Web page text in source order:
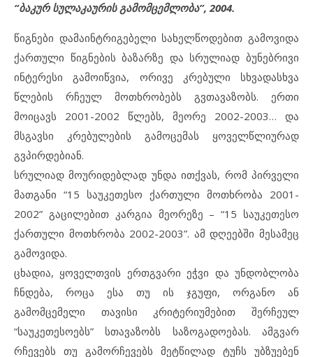
“ბაკურ სულაკაურის გამომცემლობა”, 2004.
წიგნები დამაინტრიგებელი სახელწოდებით გამოვიდა
ქართული წიგნების ბაზარზე და სრულიად ბუნებრივი
ინტერესი გამოიწვია, ორივე კრებული სხვადასხვა
წლების რჩეულ მოთხრობებს გვთავაზობს. ერთი
მოიცავს 2001-2002 წლებს, მეორე 2002-2003… და
მსგავსი კრებულების გამოცემას ყოველწლიურად
გვპირდებიან.
სრულიად მოურიდებლად უნდა ითქვას, რომ პირველი
მათგანი “15 საუკეთესო ქართული მოთხრობა 2001-
2002” გაცილებით კარგია მეორეზე – “15 საუკეთესო
ქართული მოთხრობა 2002-2003”. ამ დღეებში მესამეც
გამოვიდა.
ცხადია, ყოველთვის ერთგვარი ეჭვი და უნდობლობა
ჩნდება, როცა ესა თუ ის ჯგუფი, ორგანო ან
გამომცემელი თავისი კრიტერიუმებით შერჩეულ
“საუკეთესოებს” სთავაზობს საზოგადოებას. ამგვარ
რჩევებს თუ გამორჩევებს მეტწილად ტუჩს უბზუებენ